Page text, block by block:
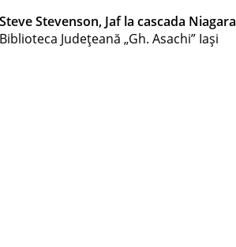
Steve Stevenson, Jaf la cascada Niagara
Biblioteca Judeţeană „Gh. Asachi” Iaşi